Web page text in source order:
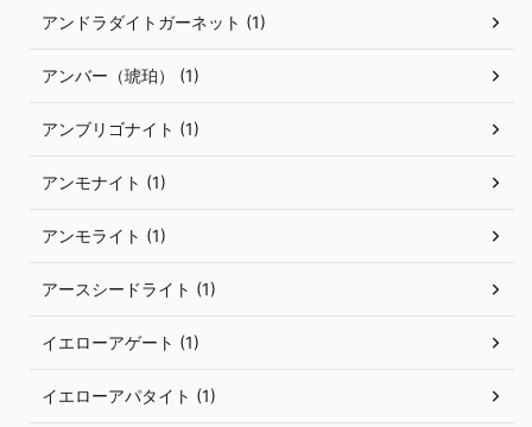
アンドラダイトガーネット (1)
アンバー（琥珀） (1)
アンブリゴナイト (1)
アンモナイト (1)
アンモライト (1)
アースシードライト (1)
イエローアゲート (1)
イエローアパタイト (1)